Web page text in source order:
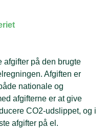
afgifter på den brugte
Afgiften er
nationale og
afgifterne er at give
CO2-udslippet, og i
afgifter på el.